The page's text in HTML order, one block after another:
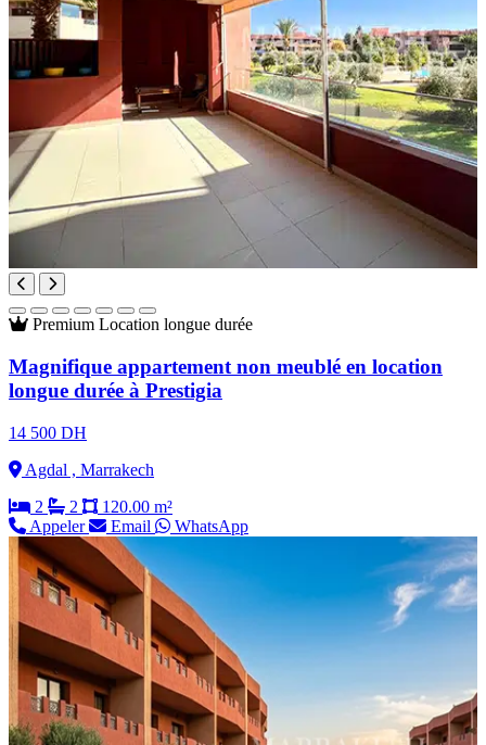
Premium Location longue durée
Magnifique appartement non meublé en location
longue durée à Prestigia
14 500 DH
Agdal , Marrakech
2
2
120.00 m²
Appeler
Email WhatsApp